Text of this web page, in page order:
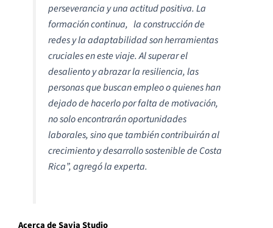
perseverancia y una actitud positiva. La
formación continua, la construcción de
redes y la adaptabilidad son herramientas
cruciales en este viaje. Al superar el
desaliento y abrazar la resiliencia, las
personas que buscan empleo o quienes han
dejado de hacerlo por falta de motivación,
no solo encontrarán oportunidades
laborales, sino que también contribuirán al
crecimiento y desarrollo sostenible de Costa
Rica”, agregó la experta.
Acerca de Savia Studio